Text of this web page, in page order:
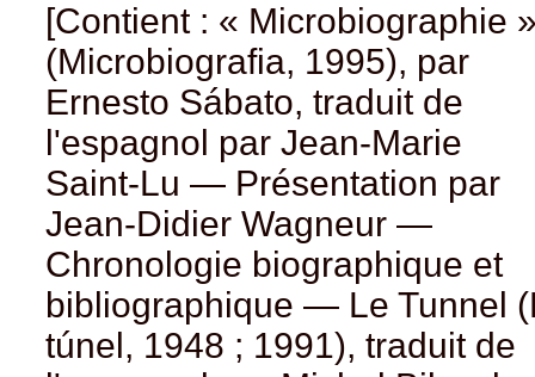
[Contient : « Microbiographie
(Microbiografia, 1995), par
Ernesto Sábato, traduit de
l'espagnol par Jean-Marie
Saint-Lu — Présentation par
Jean-Didier Wagneur —
Chronologie biographique et
bibliographique — Le Tunnel
túnel, 1948 ; 1991), traduit de